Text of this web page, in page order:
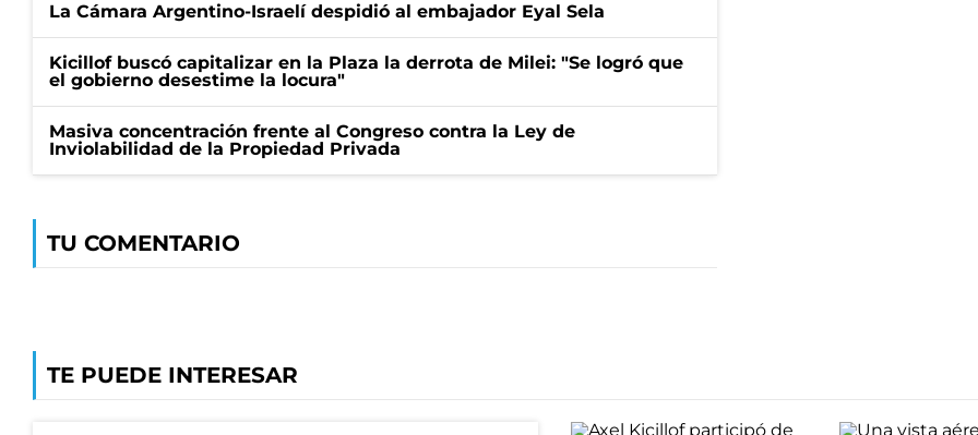
La Cámara Argentino-Israelí despidió al embajador Eyal Sela
Kicillof buscó capitalizar en la Plaza la derrota de Milei: "Se logró que
el gobierno desestime la locura"
Masiva concentración frente al Congreso contra la Ley de
Inviolabilidad de la Propiedad Privada
TU COMENTARIO
TE PUEDE INTERESAR